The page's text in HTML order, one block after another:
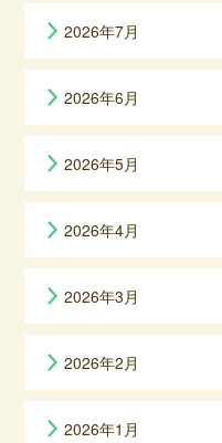
2026年7月
2026年6月
2026年5月
2026年4月
2026年3月
2026年2月
2026年1月